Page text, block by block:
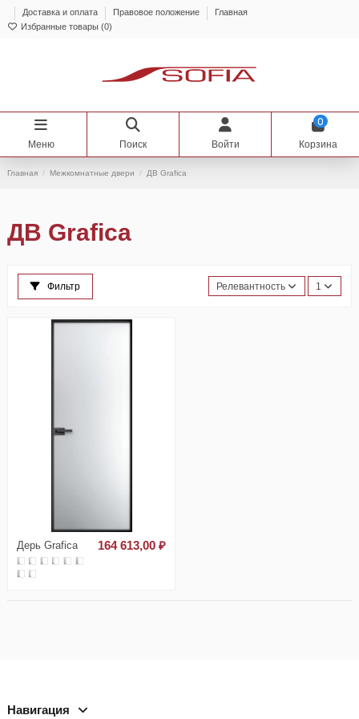
Доставка и оплата Правовое положение
Главная
Избранные товары (0)
Меню Поиск Войти
0
Корзина
Главная Межкомнатные двери ДВ Grafica
ДВ Grafica
Фильтр Релевантность 1
Дерь Grafica 164 613,00 ₽
Навигация